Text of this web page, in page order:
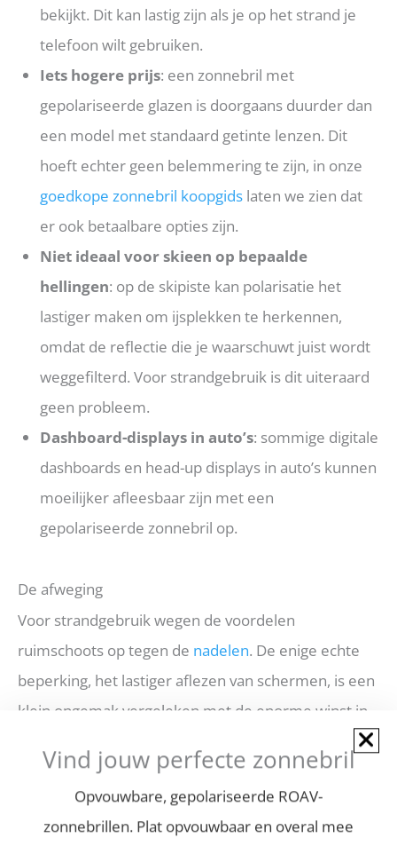
bekijkt. Dit kan lastig zijn als je op het strand je
telefoon wilt gebruiken.
Iets hogere prijs: een zonnebril met
gepolariseerde glazen is doorgaans duurder dan
een model met standaard getinte lenzen. Dit
hoeft echter geen belemmering te zijn, in onze
goedkope zonnebril koopgids laten we zien dat
er ook betaalbare opties zijn.
Niet ideaal voor skieen op bepaalde
hellingen: op de skipiste kan polarisatie het
lastiger maken om ijsplekken te herkennen,
omdat de reflectie die je waarschuwt juist wordt
weggefilterd. Voor strandgebruik is dit uiteraard
geen probleem.
Dashboard-displays in auto’s: sommige digitale
dashboards en head-up displays in auto’s kunnen
moeilijker afleesbaar zijn met een
gepolariseerde zonnebril op.
De afweging
Voor strandgebruik wegen de voordelen
ruimschoots op tegen de nadelen. De enige echte
beperking, het lastiger aflezen van schermen, is een
klein ongemak vergeleken met de enorme winst in
4. Gepolariseerd vs. UV-filter: wat is het verschil?
Dit is een van de meest voorkomende
Vind jouw perfecte zonnebril
Opvouwbare, gepolariseerde ROAV-
zonnebrillen. Plat opvouwbaar en overal mee